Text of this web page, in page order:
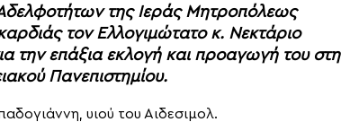
της Ιεράς Μητροπόλεως
τον Ελλογιμώτατο κ. Νεκτάριο
την επάξια εκλογή και προαγωγή του στη
Πανεπιστημίου.
υιού του Αιδεσιμολ.